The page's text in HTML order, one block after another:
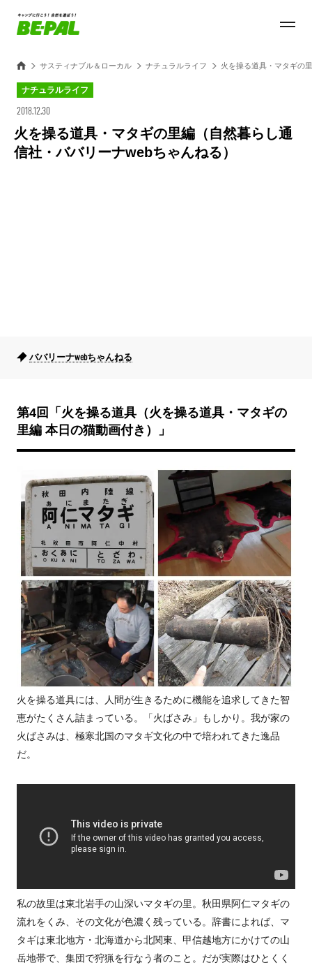
サスティナブル＆ローカル ナチュラルライフ 火を操る道具・マタギの
ナチュラルライフ
2018.12.30
火を操る道具・マタギの里編（自然暮らし通
信社・ババリーナwebちゃんねる）
ババリーナwebちゃんねる
第4回「火を操る道具（火を操る道具・マタギの
里編 本日の猫動画付き ）」
火を操る道具には、人間が生きるために機能を追求してきた智
恵がたくさん詰まっている。「火ばさみ」もしかり。我が家の
火ばさみは、極寒北国のマタギ文化の中で培われてきた逸品
だ。
私の故里は東北岩手の山深いマタギの里。秋田県阿仁マタギの
流れをくみ、その文化が色濃く残っている。辞書によれば、マ
タギは東北地方・北海道から北関東、甲信越地方にかけての山
岳地帯で、集団で狩猟を行なう者のこと。だが実際はひとくく